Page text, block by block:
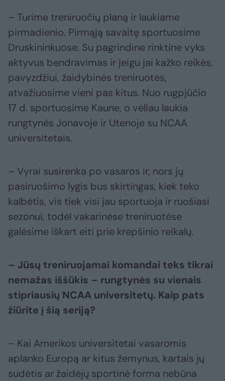
– Turime treniruočių planą ir laukiame
pirmadienio. Pirmąją savaitę sportuosime
Druskininkuose. Su pagrindine rinktine vyks
aktyvus bendravimas ir jeigu jai kažko reikės,
pavyzdžiui, žaidybinės treniruotės,
atvažiuosime vieni pas kitus. Nuo rugpjūčio
17 d. sportuosime Kaune, o vėliau laukia
rungtynės Jonavoje ir Utenoje su NCAA
universitetais.
– Vyrai susirenka po vasaros ir, nors jų
pasiruošimo lygis bus skirtingas, kiek teko
kalbėtis, vis tiek visi jau sportuoja ir ruošiasi
sezonui, todėl vakarinėse treniruotėse
galėsime iškart eiti prie krepšinio reikalų.
– Jūsų treniruojamai komandai teks tikrai
nemažas iššūkis – rungtynės su vienais
stipriausių NCAA universitetų. Kaip pats
žiūrite į šią seriją?
– Kai Amerikos universitetai vasaromis
aplanko Europą ar kitus žemynus, kartais jų
sudėtis ar žaidėjų sportinė forma nebūna